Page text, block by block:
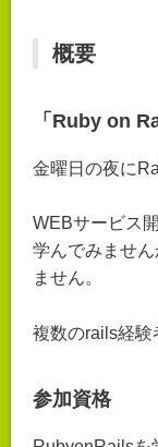
概要
「Ruby on
金曜日の夜に
WEBサービス
学んでみませ
ません。
複数のrails経験
参加資格